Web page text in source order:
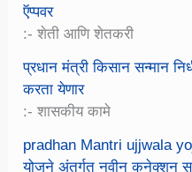
ऍप्पवर
:- शेती आणि शेतकरी
प्रधान मंत्री किसान सन्मान
करता येणार
:- शासकीय कामे
pradhan Mantri ujjwala
योजने अंतर्गत नवीन कनेक्शन